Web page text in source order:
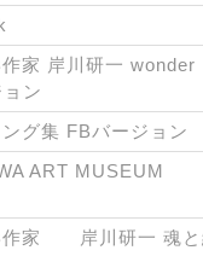
家 岸川研一 wonder
ン
グ集 FBバージョン
ART MUSEUM
作家 岸川研一 魂と